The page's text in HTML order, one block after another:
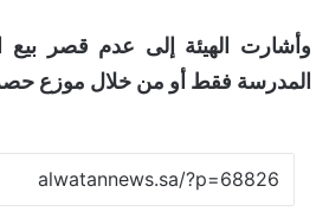
وأشارت الهيئة إلى عدم قصر
المدرسة فقط أو من خلال موزع